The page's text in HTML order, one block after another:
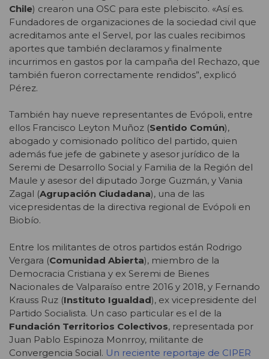
Chile) crearon una OSC para este plebiscito. «Así es.
Fundadores de organizaciones de la sociedad civil que
acreditamos ante el Servel, por las cuales recibimos
aportes que también declaramos y finalmente
incurrimos en gastos por la campaña del Rechazo, que
también fueron correctamente rendidos”, explicó
Pérez.
También hay nueve representantes de Evópoli, entre
ellos Francisco Leyton Muñoz (Sentido Común),
abogado y comisionado político del partido, quien
además fue jefe de gabinete y asesor jurídico de la
Seremi de Desarrollo Social y Familia de la Región del
Maule y asesor del diputado Jorge Guzmán, y Vania
Zagal (Agrupación Ciudadana), una de las
vicepresidentas de la directiva regional de Evópoli en
Biobío.
Entre los militantes de otros partidos están Rodrigo
Vergara (Comunidad Abierta), miembro de la
Democracia Cristiana y ex Seremi de Bienes
Nacionales de Valparaíso entre 2016 y 2018, y Fernando
Krauss Ruz (Instituto Igualdad), ex vicepresidente del
Partido Socialista. Un caso particular es el de la
Fundación Territorios Colectivos, representada por
Juan Pablo Espinoza Monrroy, militante de
Convergencia Social. Un reciente reportaje de CIPER